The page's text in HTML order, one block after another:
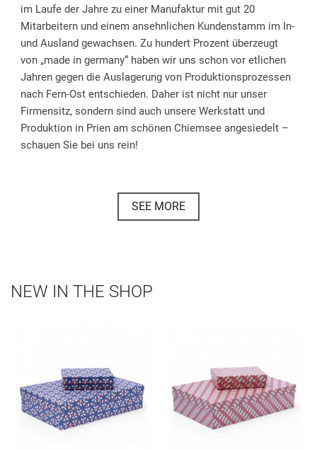
im Laufe der Jahre zu einer Manufaktur mit gut 20
Mitarbeitern und einem ansehnlichen Kundenstamm im In-
und Ausland gewachsen. Zu hundert Prozent überzeugt
von „made in germany“ haben wir uns schon vor etlichen
Jahren gegen die Auslagerung von Produktionsprozessen
nach Fern-Ost entschieden. Daher ist nicht nur unser
Firmensitz, sondern sind auch unsere Werkstatt und
Produktion in Prien am schönen Chiemsee angesiedelt –
schauen Sie bei uns rein!
SEE MORE
NEW IN THE SHOP